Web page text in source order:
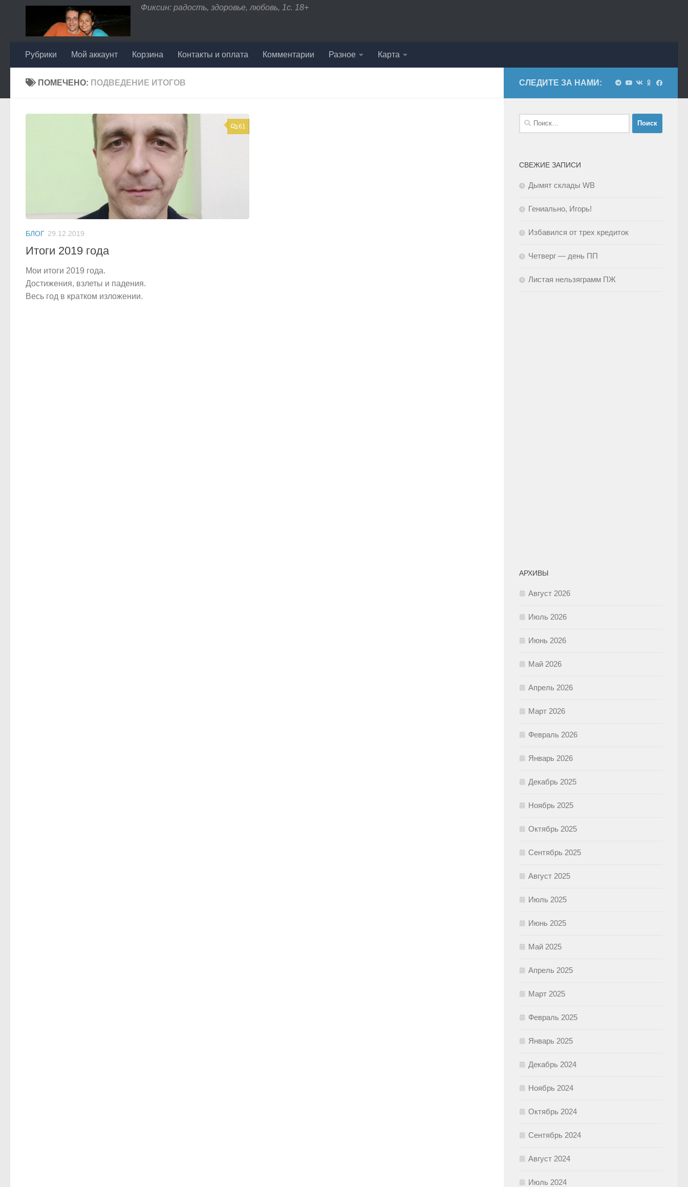
Перейти к содержимому
Фиксин: радость, здоровье, любовь, 1с. 18+
Рубрики Мой аккаунт Корзина Контакты и оплата Комментарии Разное Карта
ПОМЕЧЕНО: ПОДВЕДЕНИЕ ИТОГОВ
61
БЛОГ 29.12.2019
Итоги 2019 года
Мои итоги 2019 года.
Достижения, взлеты и падения.
Весь год в кратком изложении.
СЛЕДИТЕ ЗА НАМИ:
Найти:
СВЕЖИЕ ЗАПИСИ
Дымят склады WB
Гениально, Игорь!
Избавился от трех кредиток
Четверг — день ПП
Листая нельзяграмм ПЖ
АРХИВЫ
Август 2026
Июль 2026
Июнь 2026
Май 2026
Апрель 2026
Март 2026
Февраль 2026
Январь 2026
Декабрь 2025
Ноябрь 2025
Октябрь 2025
Сентябрь 2025
Август 2025
Июль 2025
Июнь 2025
Май 2025
Апрель 2025
Март 2025
Февраль 2025
Январь 2025
Декабрь 2024
Ноябрь 2024
Октябрь 2024
Сентябрь 2024
Август 2024
Июль 2024